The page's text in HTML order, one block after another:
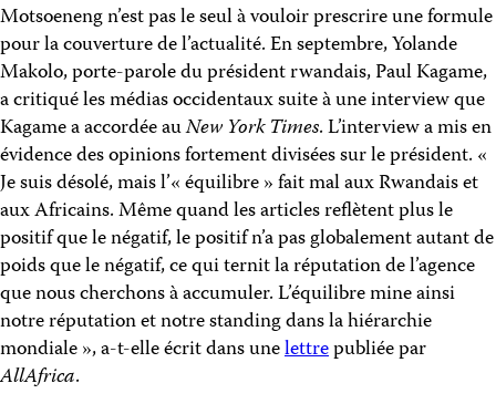
Motsoeneng n’est pas le seul à vouloir prescrire une formule
pour la couverture de l’actualité. En septembre, Yolande
Makolo, porte-parole du président rwandais, Paul Kagame,
a critiqué les médias occidentaux suite à une interview que
Kagame a accordée auNew York Times. L’interview a mis en
évidence des opinions fortement divisées sur le président. «
Je suis désolé, mais l’« équilibre » fait mal aux Rwandais et
aux Africains. Même quand les articles reflètent plus le
positif que le négatif, le positif n’a pas globalement autant de
poids que le négatif, ce qui ternit la réputation de l’agence
que nous cherchons à accumuler. L’équilibre mine ainsi
notre réputation et notre standing dans la hiérarchie
mondiale », a-t-elle écrit dans unelettrepubliée par
AllAfrica.